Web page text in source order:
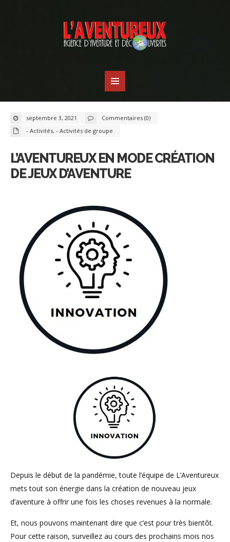
septembre 3, 2021
Commentaires (0)
- Activités, - Activités de groupe
L’AVENTUREUX EN MODE CRÉATION
DE JEUX D’AVENTURE
Depuis le début de la pandémie, toute l’équipe de L’Aventureux
mets tout son énergie dans la création de nouveau jeux
d’aventure à offrir une fois les choses revenues à la normale.
Et, nous pouvons maintenant dire que c’est pour très bientôt.
Pour cette raison, surveillez au cours des prochains mois nos